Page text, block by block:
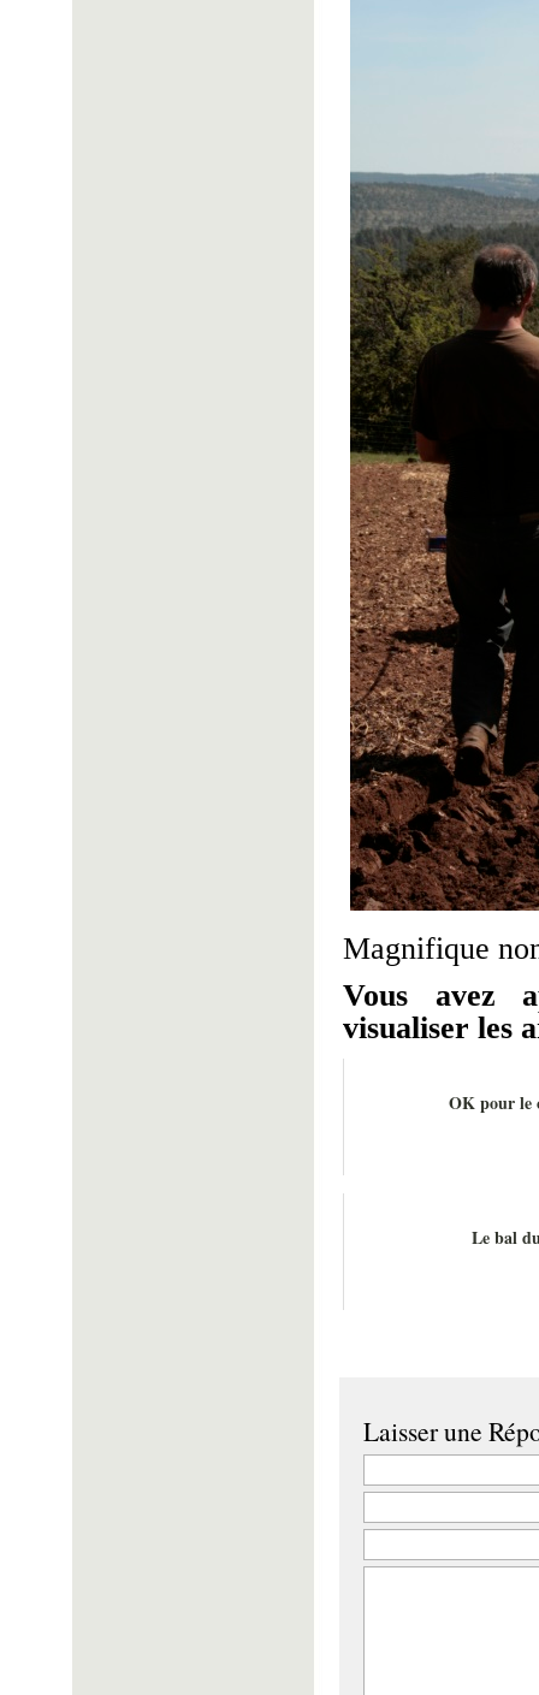
Magnifique
Vous avez
visualiser les
OK pour le
Le bal
Laisser une